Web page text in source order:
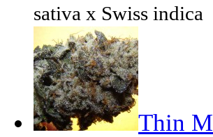
sativa x Swiss
Thin